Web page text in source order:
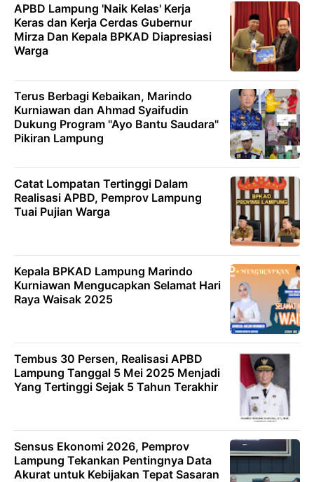
APBD Lampung 'Naik Kelas' Kerja
Keras dan Kerja Cerdas Gubernur
Mirza Dan Kepala BPKAD Diapresiasi
Warga
Terus Berbagi Kebaikan, Marindo
Kurniawan dan Ahmad Syaifudin
Dukung Program "Ayo Bantu Saudara"
Pikiran Lampung
Catat Lompatan Tertinggi Dalam
Realisasi APBD, Pemprov Lampung
Tuai Pujian Warga
Kepala BPKAD Lampung Marindo
Kurniawan Mengucapkan Selamat Hari
Raya Waisak 2025
Tembus 30 Persen, Realisasi APBD
Lampung Tanggal 5 Mei 2025 Menjadi
Yang Tertinggi Sejak 5 Tahun Terakhir
Sensus Ekonomi 2026, Pemprov
Lampung Tekankan Pentingnya Data
Akurat untuk Kebijakan Tepat Sasaran